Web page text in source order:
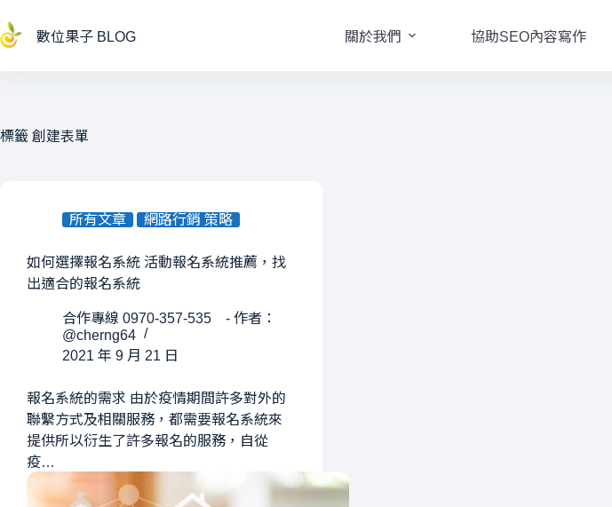
至
主
數位果子 BLOG 關於我們 協助SEO內容寫作
標籤 創建表單
所有文章 網路行銷 策略
如何選擇報名系統 活動報名系統推薦，找
出適合的報名系統
合作專線 0970-357-535 - 作者：
@cherng64
2021 年 9 月 21 日
報名系統的需求 由於疫情期間許多對外的
聯繫方式及相關服務，都需要報名系統來
提供所以衍生了許多報名的服務，自從
疫…